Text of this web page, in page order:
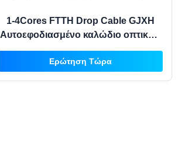
1-4Cores FTTH Drop Cable GJXH
Αυτοεφοδιασμένο καλώδιο οπτικών
ινών με G652D G657A1 και LSZH
κάλυψη για εσωτερικό εξωτερικό
Ερώτηση Τώρα